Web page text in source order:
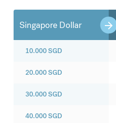
Singapore Dollar
10.000SGD
20.000SGD
30.000SGD
40.000SGD